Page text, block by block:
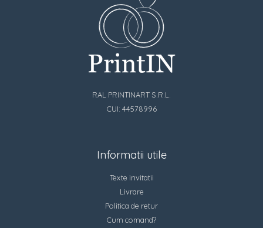
RAL PRINTINART S.R.L.
CUI: 44578996
Informatii utile
Texte invitatii
Livrare
Politica de retur
Cum comand?